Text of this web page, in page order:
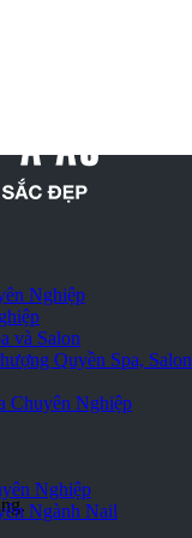
Nghiệp
và Salon
Quyền Spa, Salon
Chuyên Nghiệp
Nghiệp
Ngành Nail